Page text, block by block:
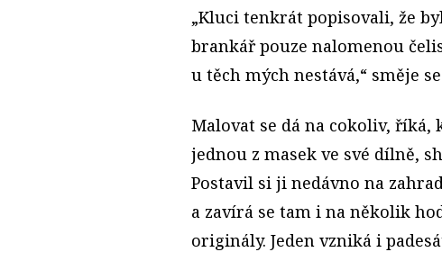
„Kluci tenkrát popisovali, že
brankář pouze nalomenou
u těch mých nestává,“ směje
Malovat se dá na cokoliv,
jednou z masek ve své dílně,
Postavil si ji nedávno na
a zavírá se tam i na několik
originály. Jeden vzniká i